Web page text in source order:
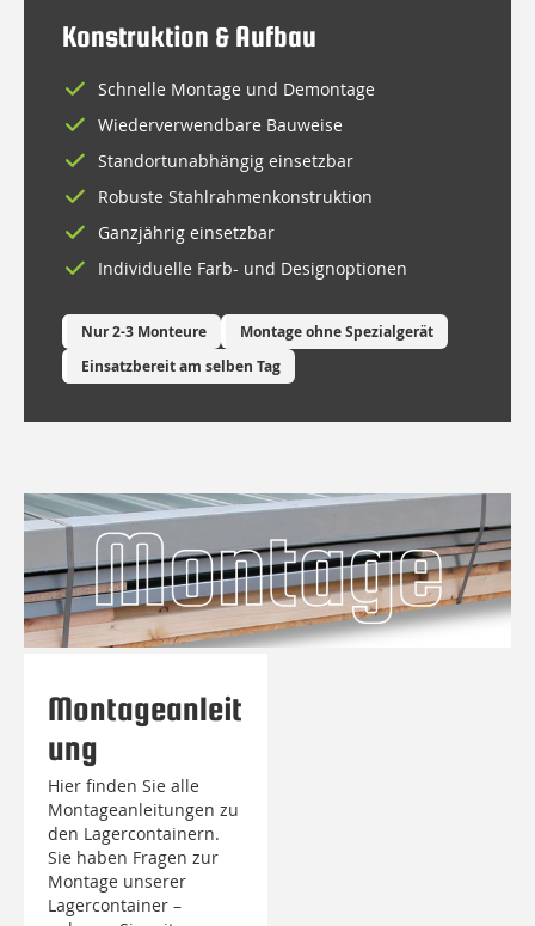
Konstruktion & Aufbau
Schnelle Montage und Demontage
Wiederverwendbare Bauweise
Standortunabhängig einsetzbar
Robuste Stahlrahmenkonstruktion
Ganzjährig einsetzbar
Individuelle Farb- und Designoptionen
Nur 2-3 Monteure
Montage ohne Spezialgerät
Einsatzbereit am selben Tag
Montageanleit
ung
Hier finden Sie alle
Montageanleitungen zu
den Lagercontainern.
Sie haben Fragen zur
Montage unserer
Lagercontainer –